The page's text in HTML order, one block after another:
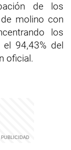
de los
molino con
los
94,43% del
oficial.